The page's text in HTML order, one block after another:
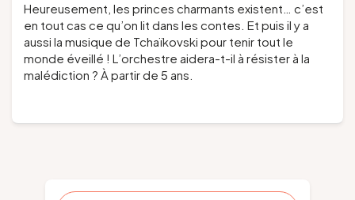
Heureusement, les princes charmants existent… c’est
en tout cas ce qu’on lit dans les contes. Et puis il y a
aussi la musique de Tchaïkovski pour tenir tout le
monde éveillé ! L’orchestre aidera-t-il à résister à la
malédiction ? À partir de 5 ans.